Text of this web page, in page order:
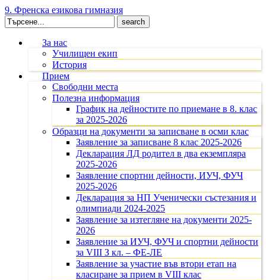
9. Френска езикова гимназия
Search
for:
За нас
Училищен екип
История
Прием
Свободни места
Полезна информация
График на дейностите по приемане в 8. клас
за 2025-2026
Образци на документи за записване в осми клас
Заявление за записване 8 клас 2025-2026
Декларация ЛД родител в два екземпляра
2025-2026
Заявление спортни дейности, ИУЧ, ФУЧ
2025-2026
Декларация за НП Ученически състезания и
олимпиади 2024-2025
Заявление за изтегляне на документи 2025-
2026
Заявление за ИУЧ, ФУЧ и спортни дейности
за VIII З кл. – ФЕ-ЛЕ
Заявление за участие във втори етап на
класиране за прием в VIII клас